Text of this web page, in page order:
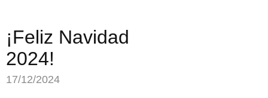
¡Feliz Navidad
2024!
17/12/2024